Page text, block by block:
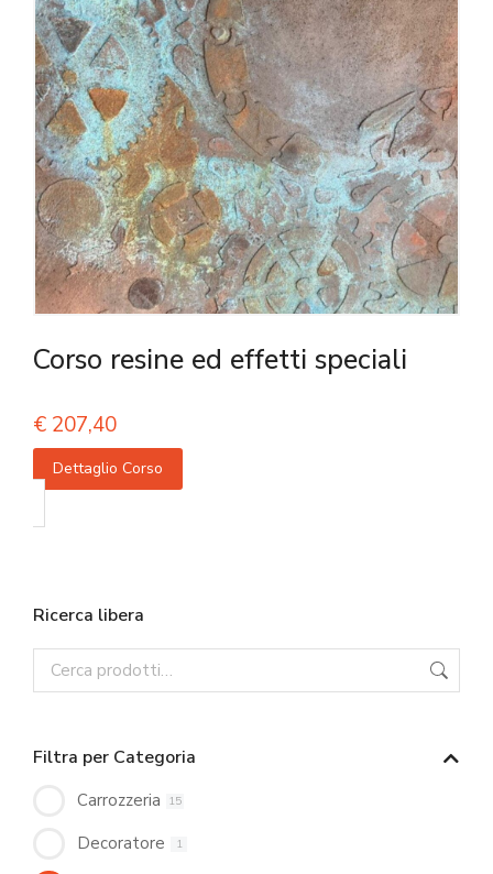
Corso resine ed effetti speciali
€ 207,40
Dettaglio Corso
Ricerca libera
Filtra per Categoria
Carrozzeria 15
Decoratore 1